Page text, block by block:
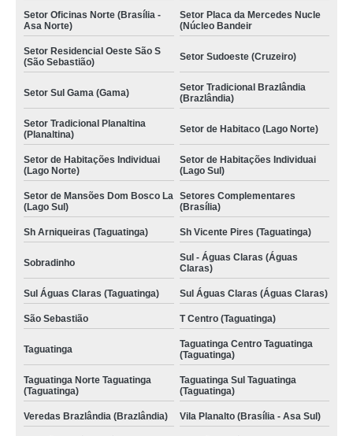
Setor Oficinas Norte (Brasília -
Asa Norte)
Setor Placa da Mercedes Nucle
(Núcleo Bandeir
Setor Residencial Oeste São S
(São Sebastião)
Setor Sudoeste (Cruzeiro)
Setor Sul Gama (Gama)
Setor Tradicional Brazlândia
(Brazlândia)
Setor Tradicional Planaltina
(Planaltina)
Setor de Habitaco (Lago Norte)
Setor de Habitações Individuai
(Lago Norte)
Setor de Habitações Individuai
(Lago Sul)
Setor de Mansões Dom Bosco La
(Lago Sul)
Setores Complementares
(Brasília)
Sh Arniqueiras (Taguatinga) Sh Vicente Pires (Taguatinga)
Sobradinho
Sul - Águas Claras (Águas
Claras)
Sul Águas Claras (Taguatinga) Sul Águas Claras (Águas Claras)
São Sebastião T Centro (Taguatinga)
Taguatinga
Taguatinga Centro Taguatinga
(Taguatinga)
Taguatinga Norte Taguatinga
(Taguatinga)
Taguatinga Sul Taguatinga
(Taguatinga)
Veredas Brazlândia (Brazlândia) Vila Planalto (Brasília - Asa Sul)